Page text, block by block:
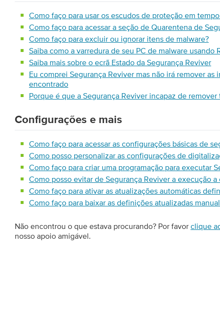
Como faço para usar os escudos de proteção em
Como faço para acessar a seção de Quarentena de
Como faço para excluir ou ignorar itens de malware?
Saiba como a varredura de seu PC de malware usando
Saiba mais sobre o ecrã Estado da Segurança Reviver
Eu comprei Segurança Reviver mas não irá remover as
encontrado
Porque é que a Segurança Reviver incapaz de
Configurações e mais
Como faço para acessar as configurações básicas de
Como posso personalizar as configurações de
Como faço para criar uma programação para executar
Como posso evitar de Segurança Reviver a execução a
Como faço para ativar as atualizações automáticas
Como faço para baixar as definições atualizadas
Não encontrou o que estava procurando? Por favor clique
nosso apoio amigável.